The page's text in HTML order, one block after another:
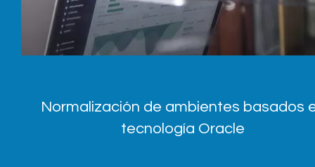
Normalización de ambientes basados
tecnología Oracle